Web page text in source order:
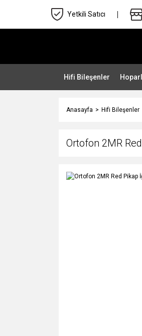
Yetkili Satıcı
Hifi Bileşenler
Anasayfa Hifi Bileşenler
Ortofon 2MR